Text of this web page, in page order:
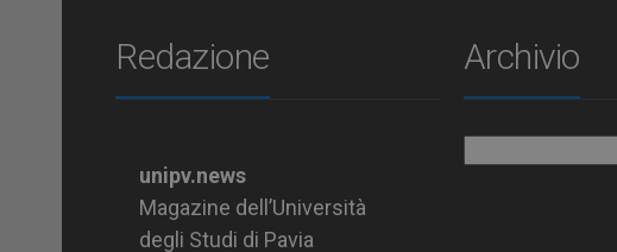
Redazione
unipv.news
Magazine dell’Università
degli Studi di Pavia
Archivio